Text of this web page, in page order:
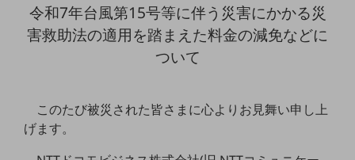
Smart Mobility
Smart Worksite
生成AI(Generative AI)
自治体・地域社会との共創
LGPF(Local Government Platform)
令和7年台風第15号等に伴う災害にかかる災
害救助法の適用を踏まえた料金の減免などに
ついて
このたび被災された皆さまに心よりお見舞い申し上
げます。